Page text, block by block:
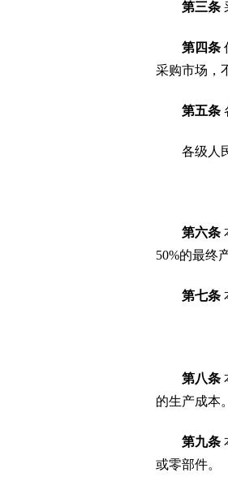
第三条
第四条
采购市场，
第五条
各级人民
第六条
50%的最终
第七条
第八条
的生产成本。
第九条
或零部件。